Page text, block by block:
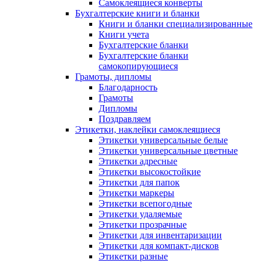
Самоклеящиеся конверты
Бухгалтерские книги и бланки
Книги и бланки специализированные
Книги учета
Бухгалтерские бланки
Бухгалтерские бланки
самокопирующиеся
Грамоты, дипломы
Благодарность
Грамоты
Дипломы
Поздравляем
Этикетки, наклейки самоклеящиеся
Этикетки универсальные белые
Этикетки универсальные цветные
Этикетки адресные
Этикетки высокостойкие
Этикетки для папок
Этикетки маркеры
Этикетки всепогодные
Этикетки удаляемые
Этикетки прозрачные
Этикетки для инвентаризации
Этикетки для компакт-дисков
Этикетки разные